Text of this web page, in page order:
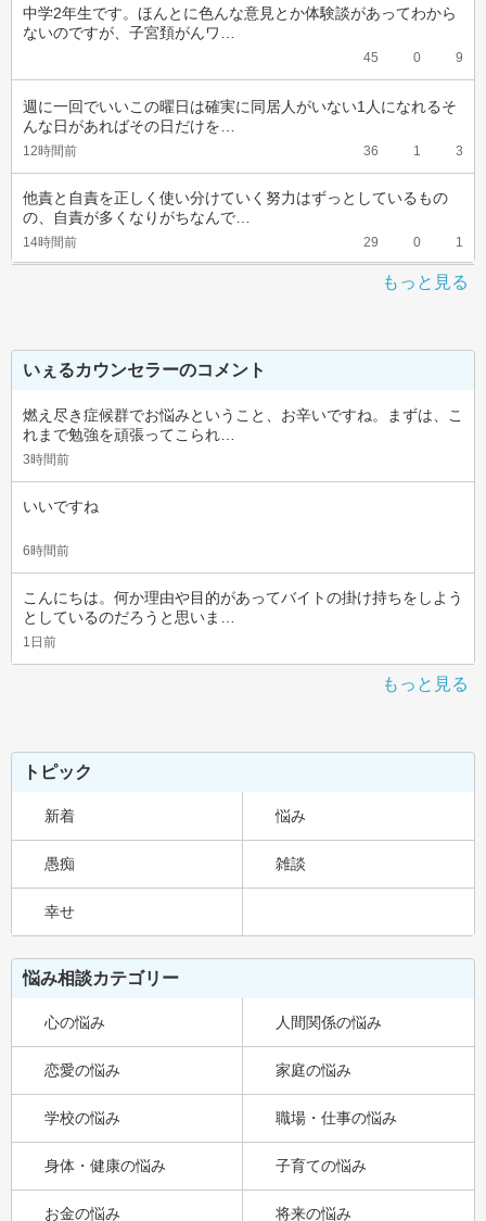
中学2年生です。ほんとに色んな意見とか体験談があってわから
ないのですが、子宮頚がんワ…
45 0 9
週に一回でいいこの曜日は確実に同居人がいない1人になれるそ
んな日があればその日だけを…
12時間前 36 1 3
他責と自責を正しく使い分けていく努力はずっとしているもの
の、自責が多くなりがちなんで…
14時間前 29 0 1
もっと見る
いぇるカウンセラーのコメント
燃え尽き症候群でお悩みということ、お辛いですね。まずは、こ
れまで勉強を頑張ってこられ…
3時間前
いいですね
6時間前
こんにちは。何か理由や目的があってバイトの掛け持ちをしよう
としているのだろうと思いま…
1日前
もっと見る
トピック
新着 悩み
愚痴 雑談
幸せ
悩み相談カテゴリー
心の悩み 人間関係の悩み
恋愛の悩み 家庭の悩み
学校の悩み 職場・仕事の悩み
身体・健康の悩み 子育ての悩み
お金の悩み 将来の悩み